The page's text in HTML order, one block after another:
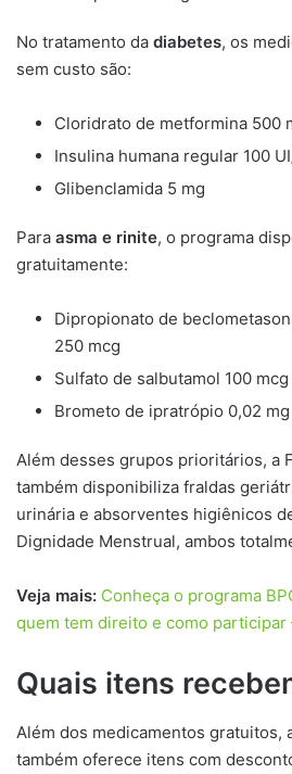
No tratamento da diabetes, os
sem custo são:
Cloridrato de metformina 500
Insulina humana regular 100
Glibenclamida 5 mg
Para asma e rinite, o programa
gratuitamente:
Dipropionato de
250 mcg
Sulfato de salbutamol 100
Brometo de ipratrópio 0,02
Além desses grupos prioritários, a
também disponibiliza fraldas
urinária e absorventes higiênicos
Dignidade Menstrual, ambos
Veja mais: Conheça o programa
quem tem direito e como participar
Quais itens
Além dos medicamentos gratuitos,
também oferece itens com